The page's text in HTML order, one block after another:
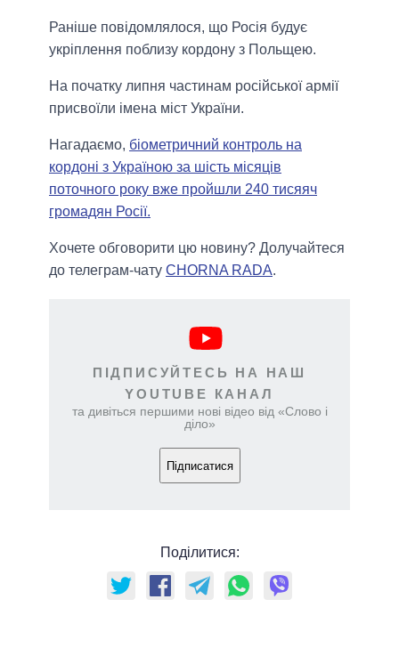
Раніше повідомлялося, що Росія будує
укріплення поблизу кордону з Польщею.
На початку липня частинам російської армії
присвоїли імена міст України.
Нагадаємо, біометричний контроль на
кордоні з Україною за шість місяців
поточного року вже пройшли 240 тисяяч
громадян Росії.
Хочете обговорити цю новину? Долучайтеся
до телеграм-чату CHORNA RADA.
ПІДПИСУЙТЕСЬ НА НАШ
YOUTUBE КАНАЛ
та дивіться першими нові відео від «Слово і
діло»
Підписатися
Поділитися: